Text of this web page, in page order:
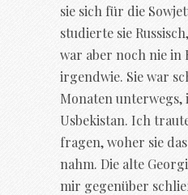
sie sich für die
studierte sie
war aber noch nie in
irgendwie. Sie war
Monaten unterwegs,
Usbekistan. Ich
fragen, woher sie
nahm. Die alte
mir gegenüber